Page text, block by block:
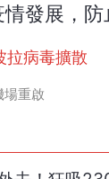
發展，
病毒擴散
場重啟